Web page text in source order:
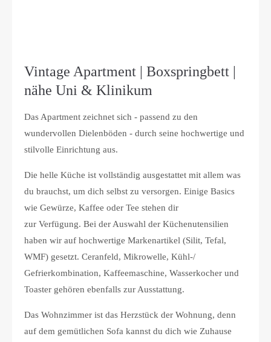
Vintage Apartment | Boxspringbett |
nähe Uni & Klinikum
Das Apartment zeichnet sich - passend zu den
wundervollen Dielenböden - durch seine hochwertige und
stilvolle Einrichtung aus.
Die helle Küche ist vollständig ausgestattet mit allem was
du brauchst, um dich selbst zu versorgen. Einige Basics
wie Gewürze, Kaffee oder Tee stehen dir
zur Verfügung. Bei der Auswahl der Küchenutensilien
haben wir auf hochwertige Markenartikel (Silit, Tefal,
WMF) gesetzt. Ceranfeld, Mikrowelle, Kühl-/
Gefrierkombination, Kaffeemaschine, Wasserkocher und
Toaster gehören ebenfalls zur Ausstattung.
Das Wohnzimmer ist das Herzstück der Wohnung, denn
auf dem gemütlichen Sofa kannst du dich wie Zuhause